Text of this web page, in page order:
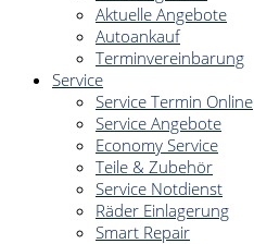
Aktuelle Angebote
Autoankauf
Terminvereinbarung
Service
Service Termin Online
Service Angebote
Economy Service
Teile & Zubehör
Service Notdienst
Räder Einlagerung
Smart Repair